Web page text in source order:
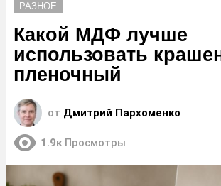
РАЗНОЕ
Какой МДФ лучше
использовать
пленочный
от Дмитрий Пархоменко
1.9к Просмотры